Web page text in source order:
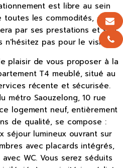
est libre au sein
toutes les commodités, ce
par ses prestations et son
n'hésitez pas pour le visiter !
le plaisir de vous proposer à la
T4 meublé, situé au
récente et sécurisée.
métro Saouzelong, 10 rue
logement neuf, entièrement
de qualité, se compose :
séjour lumineux ouvrant sur
avec placards intégrés,
WC. Vous serez séduits